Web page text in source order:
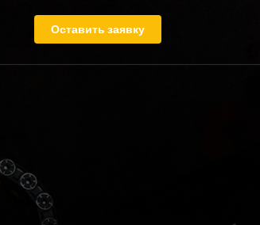
Оставить заявку